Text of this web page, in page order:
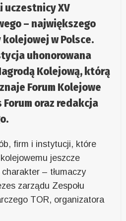
XV
– największego
w Polsce.
uhonorowana
Kolejową, którą
Forum Kolejowe
oraz redakcja
firm i instytucji, które
jeszcze
– tłumaczy
zarządu Zespołu
TOR, organizatora